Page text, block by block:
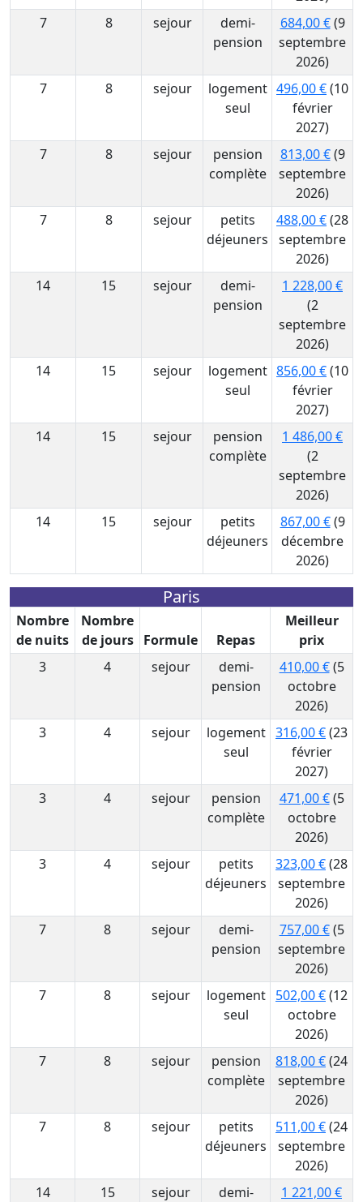
7
8 sejour
demi-
pension
684,00 €(9
septembre
2026)
7
8 sejour
logement
seul
496,00 €(10
février
2027)
7
8 sejour
pension
complète
813,00 €(9
septembre
2026)
7
8 sejour
petits
déjeuners
488,00 €(28
septembre
2026)
14
15 sejour
demi-
pension
1 228,00 €
(2
septembre
2026)
14
15 sejour
logement
seul
856,00 €(10
février
2027)
14
15 sejour
pension
complète
1 486,00 €
(2
septembre
2026)
14
15 sejour
petits
déjeuners
867,00 €(9
décembre
2026)
Paris
Nombre
de nuits
Nombre
de jours
Formule Repas
Meilleur
prix
3
4 sejour
demi-
pension
410,00 €(5
octobre
2026)
3
4 sejour
logement
seul
316,00 €(23
février
2027)
3
4 sejour
pension
complète
471,00 €(5
octobre
2026)
3
4 sejour
petits
déjeuners
323,00 €(28
septembre
2026)
7
8 sejour
demi-
pension
757,00 €(5
septembre
2026)
7
8 sejour
logement
seul
502,00 €(12
octobre
2026)
7
8 sejour
pension
complète
818,00 €(24
septembre
2026)
7
8 sejour
petits
déjeuners
511,00 €(24
septembre
2026)
14
15 sejour
demi-
1 221,00 €